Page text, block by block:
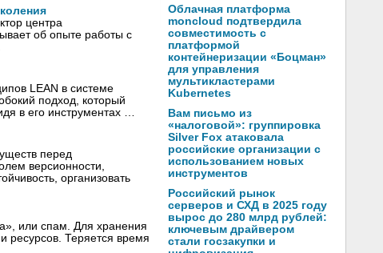
центра
об опыте работы с
LEAN в системе
подход, который
в его инструментах …
перед
версионности,
организовать
или спам. Для хранения
ресурсов. Теряется время
Облачная платформа
moncloud подтвердила
совместимость с
платформой
контейнеризации «Боцман»
для управления
мультикластерами
Kubernetes
Вам письмо из
«налоговой»: группировка
Silver Fox атаковала
российские организации с
использованием новых
инструментов
Российский рынок
серверов и СХД в 2025 году
вырос до 280 млрд рублей:
ключевым драйвером
стали госзакупки и